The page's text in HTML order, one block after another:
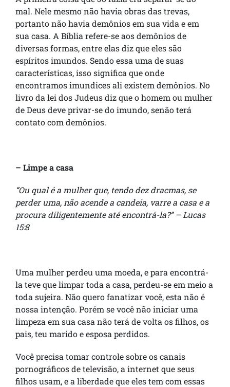
mal. Nele mesmo não havia obras das trevas,
portanto não havia demônios em sua vida e em
sua casa. A Bíblia refere-se aos demônios de
diversas formas, entre elas diz que eles são
espíritos imundos. Sendo essa uma de suas
características, isso significa que onde
encontramos imundices ali existem demônios. No
livro da lei dos Judeus diz que o homem ou mulher
de Deus deve privar-se do imundo, senão terá
contato com demônios.
– Limpe a casa
“Ou qual é a mulher que, tendo dez dracmas, se
perder uma, não acende a candeia, varre a casa e a
procura diligentemente até encontrá-la?” – Lucas
15:8
Uma mulher perdeu uma moeda, e para encontrá-
la teve que limpar toda a casa, perdeu-se em meio a
toda sujeira. Não quero fanatizar você, esta não é
nossa intenção. Porém se você não iniciar uma
limpeza em sua casa não terá de volta os filhos, os
pais, teu marido e esposa perdidos.
Você precisa tomar controle sobre os canais
pornográficos de televisão, a internet que seus
filhos usam, e a liberdade que eles tem com essas